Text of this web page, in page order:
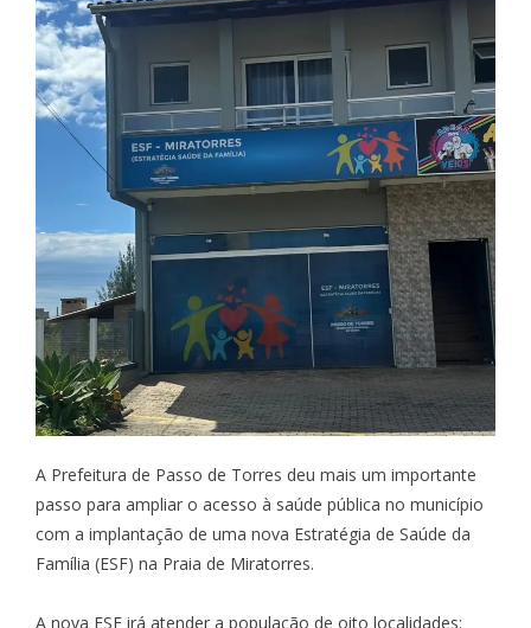
A Prefeitura de Passo de Torres deu mais um importante
passo para ampliar o acesso à saúde pública no município
com a implantação de uma nova Estratégia de Saúde da
Família (ESF) na Praia de Miratorres.
A nova ESF irá atender a população de oito localidades: